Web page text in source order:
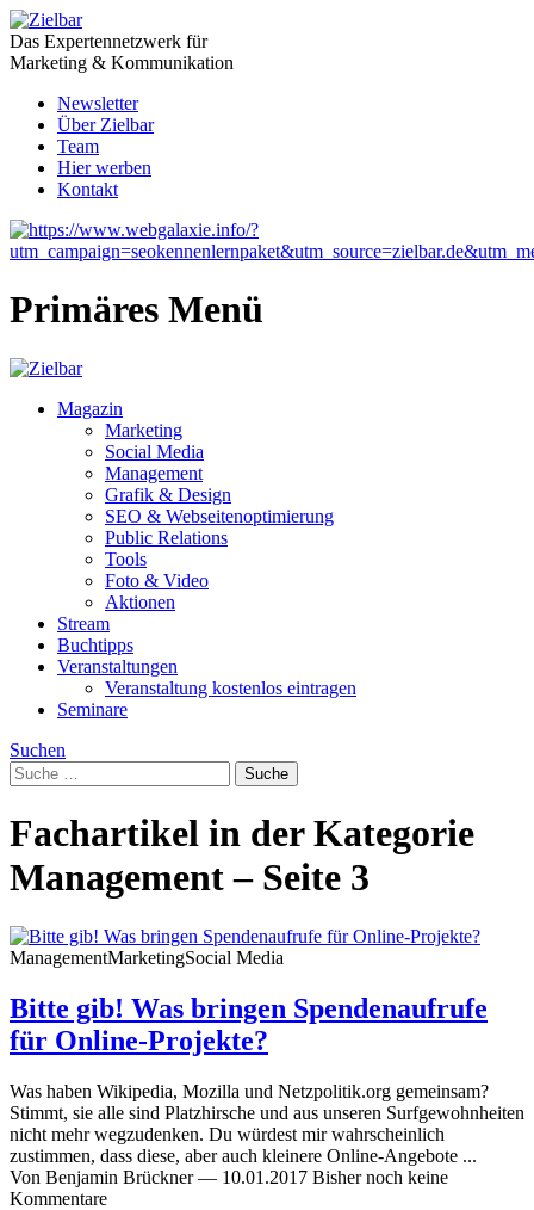
Das Expertennetzwerk für
Marketing & Kommunikation
Newsletter
Über Zielbar
Team
Hier werben
Kontakt
Primäres Menü
Magazin
Marketing
Social Media
Management
Grafik & Design
SEO & Webseitenoptimierung
Public Relations
Tools
Foto & Video
Aktionen
Stream
Buchtipps
Veranstaltungen
Veranstaltung kostenlos eintragen
Seminare
Suchen
Fachartikel in der Kategorie
Management – Seite 3
ManagementMarketingSocial Media
Bitte gib! Was bringen Spendenaufrufe
für Online-Projekte?
Was haben Wikipedia, Mozilla und Netzpolitik.org gemeinsam?
Stimmt, sie alle sind Platzhirsche und aus unseren Surfgewohnheiten
nicht mehr wegzudenken. Du würdest mir wahrscheinlich
zustimmen, dass diese, aber auch kleinere Online-Angebote ...
Von Benjamin Brückner— 10.01.2017 Bisher noch keine
Kommentare